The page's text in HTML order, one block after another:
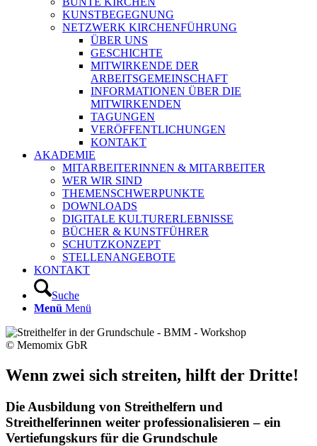
KUNSTBEGEGNUNG
NETZWERK KIRCHENFÜHRUNG
ÜBER UNS
GESCHICHTE
MITWIRKENDE DER
ARBEITSGEMEINSCHAFT
INFORMATIONEN ÜBER DIE
MITWIRKENDEN
TAGUNGEN
VERÖFFENTLICHUNGEN
KONTAKT
AKADEMIE
MITARBEITERINNEN & MITARBEITER
WER WIR SIND
THEMENSCHWERPUNKTE
DOWNLOADS
DIGITALE KULTURERLEBNISSE
BÜCHER & KUNSTFÜHRER
SCHUTZKONZEPT
STELLENANGEBOTE
KONTAKT
Suche
Menü Menü
© Memomix GbR
Wenn zwei sich streiten, hilft der Dritte!
Die Ausbildung von Streithelfern und
Streithelferinnen weiter professionalisieren – ein
Vertiefungskurs für die Grundschule